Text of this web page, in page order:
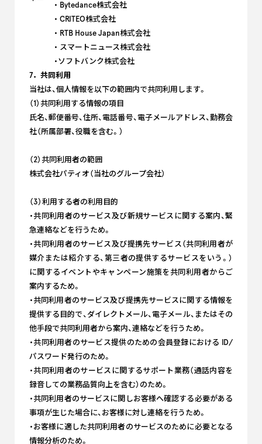
・ Bytedance株式会社
・ CRITEO株式会社
・ RTB House Japan株式会社
・ スマートニュース株式会社
・ソフトバンク株式会社
7．共同利用
当社は、個人情報を以下の範囲内で共同利用します。
（1）共同利用する情報の項目
氏名、郵便番号、住所、電話番号、電子メールアドレス、勤務会
社（所属部署、役職を含む。）
（2）共同利用者の範囲
株式会社パティオ（当社のグループ会社）
（3）利用する者の利用目的
・共同利用者のサービス及び新規サービスに関する案内、緊
急連絡などを行うため。
・共同利用者のサービス及び提携先サービス（共同利用者が
媒介または紹介する、第三者の提供するサービスをいう。）
に関するイベントやキャンペーン施策を共同利用者からご
案内するため。
・共同利用者のサービス及び提携先サービスに関する情報を
提供する目的で、ダイレクトメール、電子メール、またはその
他手段で共同利用者から案内、連絡などを行うため。
・共同利用者のサービス提供のための会員登録における ID/
パスワード発行のため。
・共同利用者のサービスに関するサポート業務（通話内容を
録音しての業務品質向上を含む）のため。
・共同利用者のサービスに関しお客様へ確認する必要がある
事項が生じた場合に、お客様に対し連絡を行うため。
・お客様に適した共同利用者のサービスのために必要となる
情報分析のため。